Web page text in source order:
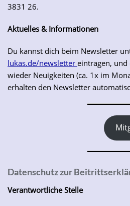
3831 26.
Aktuelles & Informationen
Du kannst dich beim Newsletter
lukas.de/newsletter eintragen,
wieder Neuigkeiten (ca. 1x im
erhalten den Newsletter
Datenschutzzur
Verantwortliche Stelle